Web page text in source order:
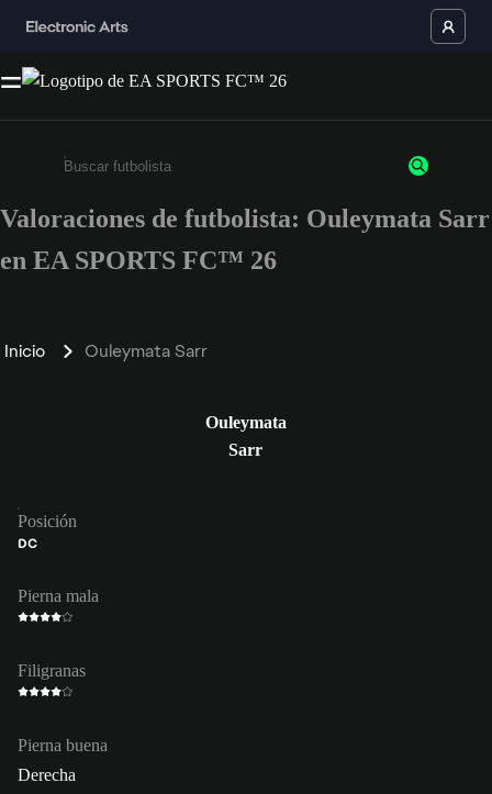
Escribe un mínimo de 3 caracteres o números.
Valoraciones de futbolista: Ouleymata Sarr
en EA SPORTS FC™ 26
Inicio Ouleymata Sarr
Ouleymata
Sarr
Posición
DC
Pierna mala
Filigranas
Pierna buena
Derecha